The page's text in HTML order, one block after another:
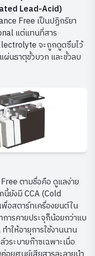
Lead-Acid)
Free เป็นปฏิกริยา
แต่แทนที่สาร
จะถูกดูดซึมไว้
ผ่นธาตุขั้วบวก และขั้วลบ
ตามชื่อคือ ดูแลง่าย
นี้ยังมี CCA (Cold
อสตาร์ทเครื่องยนต์ใน
ารคายประจุก็น้อยกว่าแบ
ให้อายุการใช้งานนาน
ระบายก๊าซเฉพาะเมื่อ